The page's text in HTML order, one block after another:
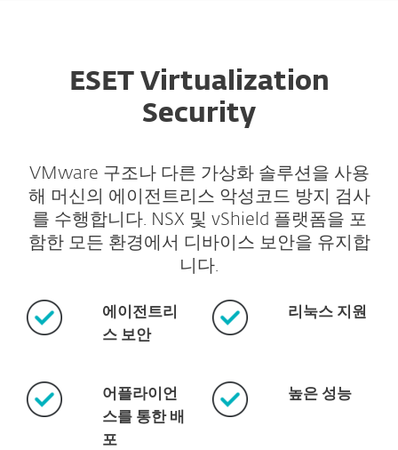
ESET Virtualization
Security
VMware 구조나 다른 가상화 솔루션을 사용
해 머신의 에이전트리스 악성코드 방지 검사
를 수행합니다. NSX 및 vShield 플랫폼을 포
함한 모든 환경에서 디바이스 보안을 유지합
니다.
에이전트리
스 보안
리눅스 지원
어플라이언
스를 통한 배
포
높은 성능